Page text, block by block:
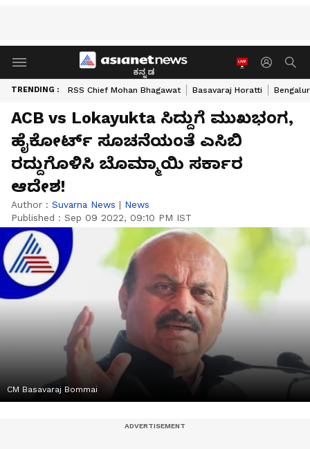
ಕನ್ನಡ
TRENDING : RSS Chief Mohan Bhagawat Basavaraj Horatti
ACB vs Lokayukta ಸಿದ್ದುಗೆ ಮುಖಭಂಗ,
ಹೈಕೋರ್ಟ್ ಸೂಚನೆಯಂತೆ ಎಸಿಬಿ
ರದ್ದುಗೊಳಿಸಿ ಬೊಮ್ಮಾಯಿ ಸರ್ಕಾರ
ಆದೇಶ!
Author : Suvarna News | News
Published : Sep 09 2022, 09:10 PM IST
CM Basavaraj Bommai